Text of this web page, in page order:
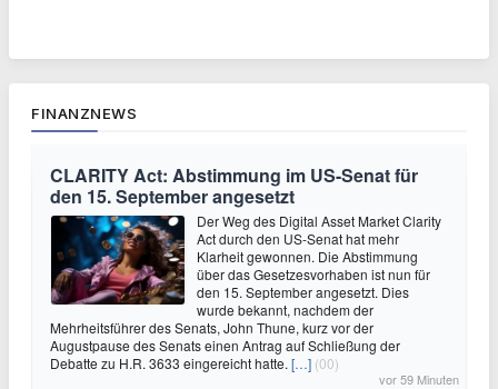
FINANZNEWS
CLARITY Act: Abstimmung im US-Senat für
den 15. September angesetzt
Der Weg des Digital Asset Market Clarity
Act durch den US-Senat hat mehr
Klarheit gewonnen. Die Abstimmung
über das Gesetzesvorhaben ist nun für
den 15. September angesetzt. Dies
wurde bekannt, nachdem der
Mehrheitsführer des Senats, John Thune, kurz vor der
Augustpause des Senats einen Antrag auf Schließung der
Debatte zu H.R. 3633 eingereicht hatte. […] (00)
vor 59 Minuten